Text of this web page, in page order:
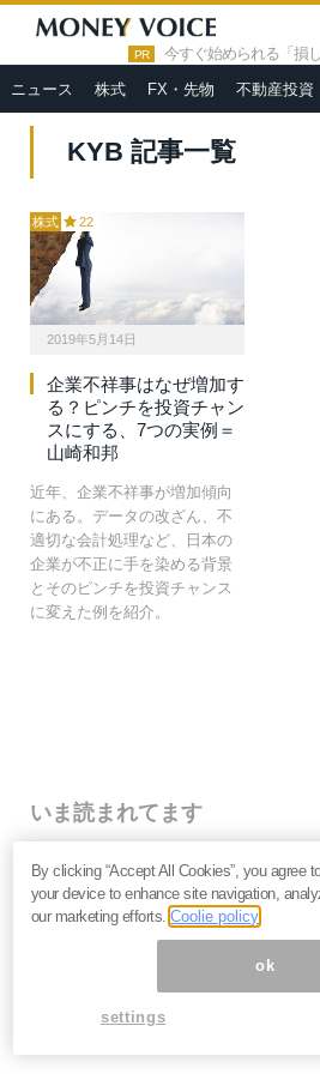
PR 今すぐ始められる「損
ニュース 株式 FX・先物 不動産投資
HOME » KYB
KYB 記事一覧
株式 22
2019年5月14日
企業不祥事はなぜ増加す
る？ピンチを投資チャン
スにする、7つの実例＝
山崎和邦
近年、企業不祥事が増加傾向
にある。データの改ざん、不
適切な会計処理など、日本の
企業が不正に手を染める背景
とそのピンチを投資チャンス
に変えた例を紹介。
いま読まれてます
なぜ個人投資家は「みんなが買って
して大損するのか？
キオクシア・イオン・NTT…なぜ人
上がらないのか。投資家が見落とす
で起きている「負債の危機」を吉田
By clicking “Accept All Cookies”, you agree
your device to enhance site navigation,
our marketing efforts.Coolie policy
ok
settings